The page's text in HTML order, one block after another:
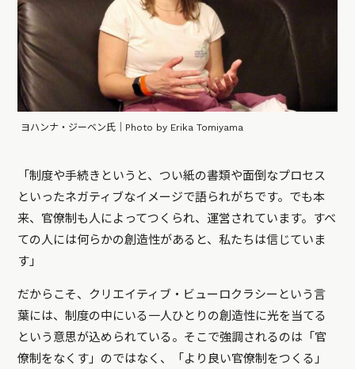
ヨハンナ・ジーベン氏｜Photo by Erika Tomiyama
「制度や手続きというと、つい紙の書類や面倒なプロセス
といったネガティブなイメージで語られがちです。でも本
来、官僚制も人によってつくられ、運営されています。すべ
ての人には何らかの創造性があると、私たちは信じていま
す」
だからこそ、クリエイティブ・ビューロクラシーという言
葉には、制度の中にいる一人ひとりの創造性に光を当てる
という意思が込められている。そこで強調されるのは「官
僚制をなくす」のではなく、「より良い官僚制をつくる」